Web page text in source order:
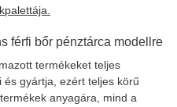
férfi bőr pénztárca modellre
termékeket teljes
gyártja, ezért teljes körű
anyagára, mind a